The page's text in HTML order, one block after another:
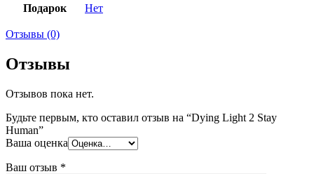
Подарок Нет
Отзывы (0)
Отзывы
Отзывов пока нет.
Будьте первым, кто оставил отзыв на “Dying Light 2 Stay
Human”
Ваша оценка
Ваш отзыв *